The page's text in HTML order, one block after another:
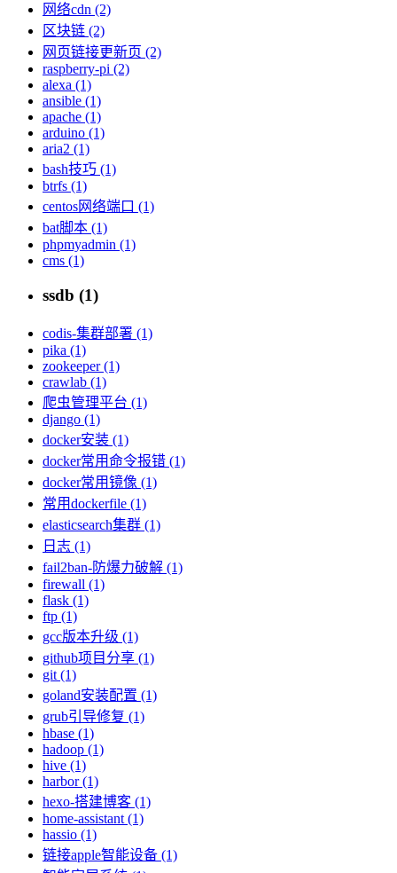
网络cdn (2)
区块链 (2)
网页链接更新页 (2)
raspberry-pi (2)
alexa (1)
ansible (1)
apache (1)
arduino (1)
aria2 (1)
bash技巧 (1)
btrfs (1)
centos网络端口 (1)
bat脚本 (1)
phpmyadmin (1)
cms (1)
ssdb (1)
codis-集群部署 (1)
pika (1)
zookeeper (1)
crawlab (1)
爬虫管理平台 (1)
django (1)
docker安装 (1)
docker常用命令报错 (1)
docker常用镜像 (1)
常用dockerfile (1)
elasticsearch集群 (1)
日志 (1)
fail2ban-防爆力破解 (1)
firewall (1)
flask (1)
ftp (1)
gcc版本升级 (1)
github项目分享 (1)
git (1)
goland安装配置 (1)
grub引导修复 (1)
hbase (1)
hadoop (1)
hive (1)
harbor (1)
hexo-搭建博客 (1)
home-assistant (1)
hassio (1)
链接apple智能设备 (1)